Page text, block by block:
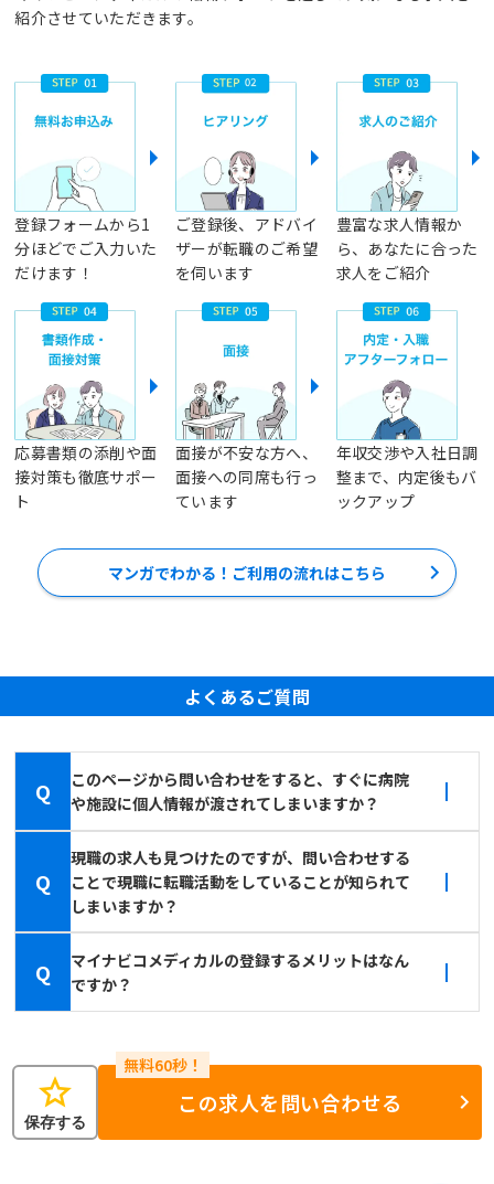
紹介させていただきます。
登録フォームから1
分ほどでご入力いた
だけます！
ご登録後、アドバイ
ザーが転職のご希望
を伺います
豊富な求人情報か
ら、あなたに合った
求人をご紹介
応募書類の添削や面
接対策も徹底サポー
ト
面接が不安な方へ、
面接への同席も行っ
ています
年収交渉や入社日調
整まで、内定後もバ
ックアップ
マンガでわかる！ご利用の流れはこちら
よくあるご質問
Q
このページから問い合わせをすると、すぐに病院
や施設に個人情報が渡されてしまいますか？
Q
現職の求人も見つけたのですが、問い合わせする
ことで現職に転職活動をしていることが知られて
しまいますか？
Q
マイナビコメディカルの登録するメリットはなん
ですか？
star
保存する
この求人を問い合わせる